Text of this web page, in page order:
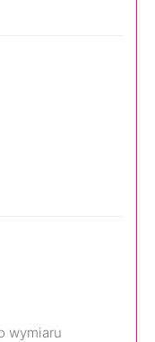
wymiaru